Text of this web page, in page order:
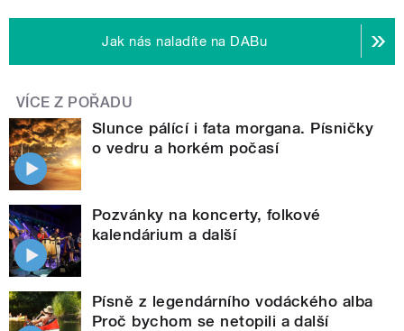
Jak nás naladíte na DABu
VÍCE Z POŘADU
Slunce pálící i fata morgana. Písničky
o vedru a horkém počasí
Pozvánky na koncerty, folkové
kalendárium a další
Písně z legendárního vodáckého alba
Proč bychom se netopili a další